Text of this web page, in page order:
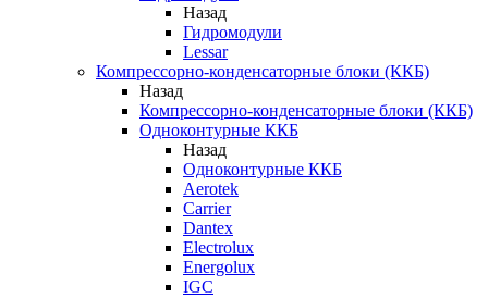
Назад
Гидромодули
Lessar
Компрессорно-конденсаторные блоки (ККБ)
Назад
Компрессорно-конденсаторные блоки (ККБ)
Одноконтурные ККБ
Назад
Одноконтурные ККБ
Aerotek
Carrier
Dantex
Electrolux
Energolux
IGC